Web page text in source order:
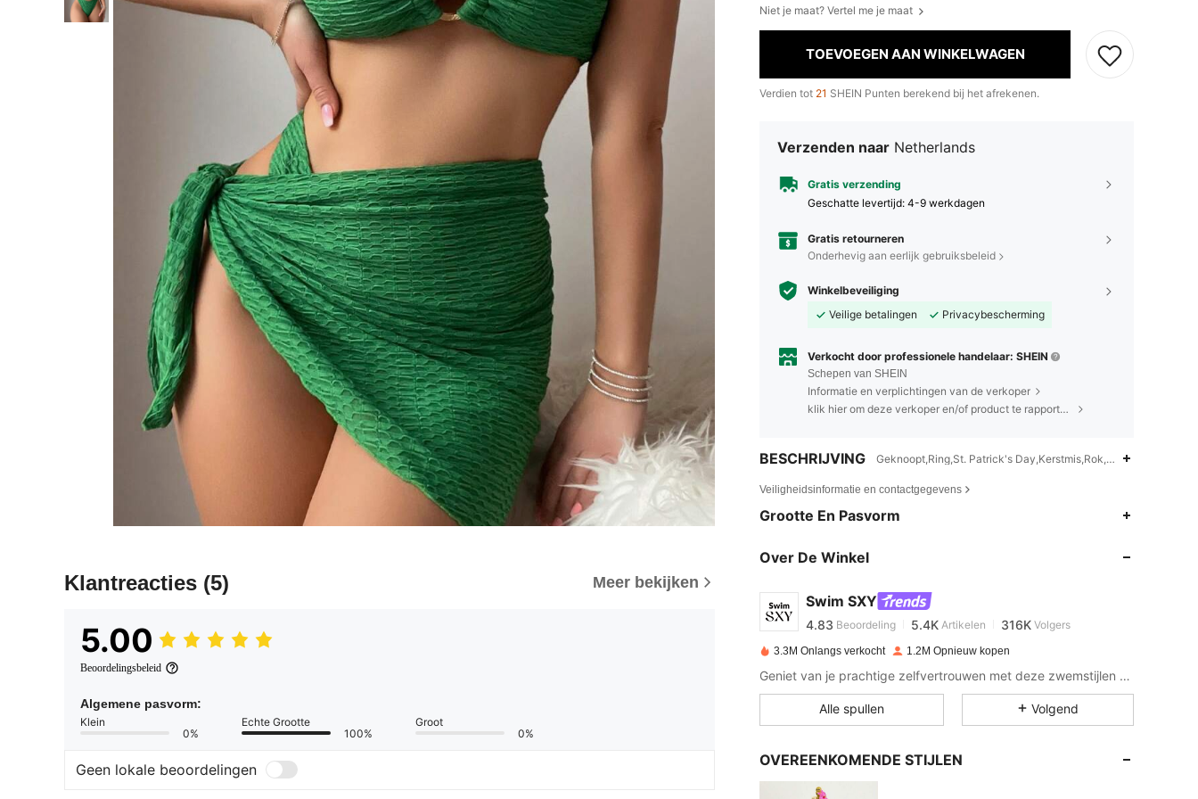
Klantreacties (5) Meer bekijken
5.00
Beoordelingsbeleid
Algemene pasvorm:
Klein
0%
Echte Grootte
100%
Groot
0%
Geen lokale beoordelingen
Niet je maat? Vertel me je maat
TOEVOEGEN AAN WINKELWAGEN
Verdien tot 21 SHEIN Punten berekend bij het afrekenen.
Verzenden naar Netherlands
Gratis verzending
Geschatte levertijd: 4-9 werkdagen
Gratis retourneren
Onderhevig aan eerlijk gebruiksbeleid
Winkelbeveiliging
Veilige betalingen
Privacybescherming
Verkocht door professionele handelaar: SHEIN
Schepen van SHEIN
Informatie en verplichtingen van de verkoper
klik hier om deze verkoper en/of product te rapporteren.
BESCHRIJVING Geknoopt,Ring,St. Patrick's Day,Kerstmis,Rok,Bikini's
Veiligheidsinformatie en contactgegevens
Grootte En Pasvorm
Over De Winkel
Swim SXY
4.83
4.83
4.83 5.4K 316K
a***sbetaalde1 dag geleden
4.83 5.4K 316K
4.83 5.4K 316K
4.83
3.3M Onlangs verkocht 1.2M Opnieuw kopen
Geniet van je prachtige zelfvertrouwen met deze zwemstijlen voor zinderend hete dagen.
Alle spullen Volgend
OVEREENKOMENDE STIJLEN